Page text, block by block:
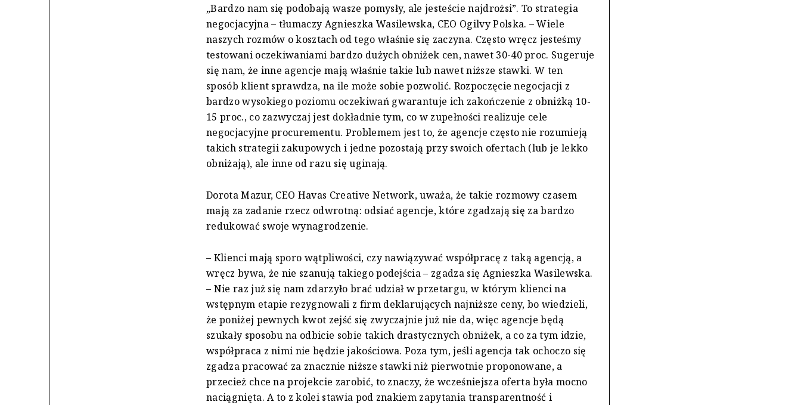
„Bardzo nam się podobają wasze pomysły, ale jesteście najdrożsi”. To strategia
negocjacyjna – tłumaczy Agnieszka Wasilewska, CEO Ogilvy Polska. – Wiele
naszych rozmów o kosztach od tego właśnie się zaczyna. Często wręcz jesteśmy
testowani oczekiwaniami bardzo dużych obniżek cen, nawet 30-40 proc. Sugeruje
się nam, że inne agencje mają właśnie takie lub nawet niższe stawki. W ten
sposób klient sprawdza, na ile może sobie pozwolić. Rozpoczęcie negocjacji z
bardzo wysokiego poziomu oczekiwań gwarantuje ich zakończenie z obniżką 10-
15 proc., co zazwyczaj jest dokładnie tym, co w zupełności realizuje cele
negocjacyjne procurementu. Problemem jest to, że agencje często nie rozumieją
takich strategii zakupowych i jedne pozostają przy swoich ofertach (lub je lekko
obniżają), ale inne od razu się uginają.
Dorota Mazur, CEO Havas Creative Network, uważa, że takie rozmowy czasem
mają za zadanie rzecz odwrotną: odsiać agencje, które zgadzają się za bardzo
redukować swoje wynagrodzenie.
– Klienci mają sporo wątpliwości, czy nawiązywać współpracę z taką agencją, a
wręcz bywa, że nie szanują takiego podejścia – zgadza się Agnieszka Wasilewska.
– Nie raz już się nam zdarzyło brać udział w przetargu, w którym klienci na
wstępnym etapie rezygnowali z firm deklarujących najniższe ceny, bo wiedzieli,
że poniżej pewnych kwot zejść się zwyczajnie już nie da, więc agencje będą
szukały sposobu na odbicie sobie takich drastycznych obniżek, a co za tym idzie,
współpraca z nimi nie będzie jakościowa. Poza tym, jeśli agencja tak ochoczo się
zgadza pracować za znacznie niższe stawki niż pierwotnie proponowane, a
przecież chce na projekcie zarobić, to znaczy, że wcześniejsza oferta była mocno
naciągnięta. A to z kolei stawia pod znakiem zapytania transparentność i